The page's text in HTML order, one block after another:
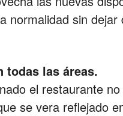
normalidad sin dejar
todas las áreas.
el restaurante
se vera reflejado